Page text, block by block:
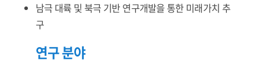
남극 대륙 및 북극 기반 연구개발을 통한 미래가치 추
구
연구 분야